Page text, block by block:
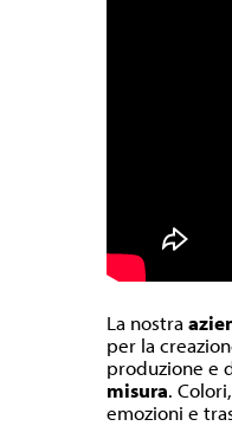
La nostra
per la
produzione e
misura.
emozioni e